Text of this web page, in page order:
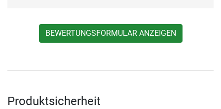
BEWERTUNGSFORMULAR ANZEIGEN
Produktsicherheit